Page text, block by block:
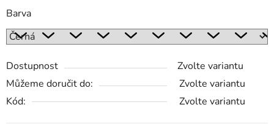
Barva
Dostupnost
Zvolte variantu
Můžeme doručit do:
Zvolte variantu
Kód:
Zvolte variantu